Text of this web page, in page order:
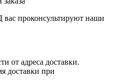
проконсультируют наши
от адреса доставки.
доставки при